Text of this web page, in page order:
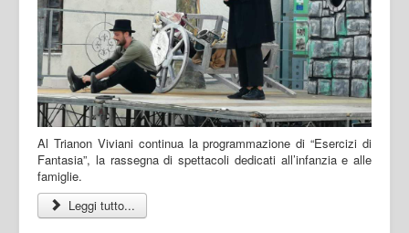
Al Trianon Viviani continua la programmazione di “Esercizi di
Fantasia”, la rassegna di spettacoli dedicati all’infanzia e alle
famiglie.
Leggi tutto...